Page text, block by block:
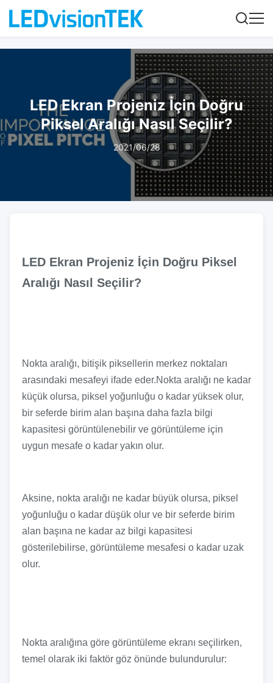
LED Ekran Projeniz İçin Doğru
Piksel Aralığı Nasıl Seçilir?
2021/06/28
LED Ekran Projeniz İçin Doğru Piksel
Aralığı Nasıl Seçilir?
Nokta aralığı, bitişik piksellerin merkez noktaları
arasındaki mesafeyi ifade eder.Nokta aralığı ne kadar
küçük olursa, piksel yoğunluğu o kadar yüksek olur,
bir seferde birim alan başına daha fazla bilgi
kapasitesi görüntülenebilir ve görüntüleme için
uygun mesafe o kadar yakın olur.
Aksine, nokta aralığı ne kadar büyük olursa, piksel
yoğunluğu o kadar düşük olur ve bir seferde birim
alan başına ne kadar az bilgi kapasitesi
gösterilebilirse, görüntüleme mesafesi o kadar uzak
olur.
Nokta aralığına göre görüntüleme ekranı seçilirken,
temel olarak iki faktör göz önünde bulundurulur: